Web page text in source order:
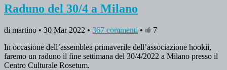
Raduno del 30/4 a Milano
di martino • 30 Mar 2022 • 367 commenti •
7
In occasione dell’assemblea primaverile dell’associazione hookii,
faremo un raduno il fine settimana del 30/4/2022 a Milano presso il
Centro Culturale Rosetum.